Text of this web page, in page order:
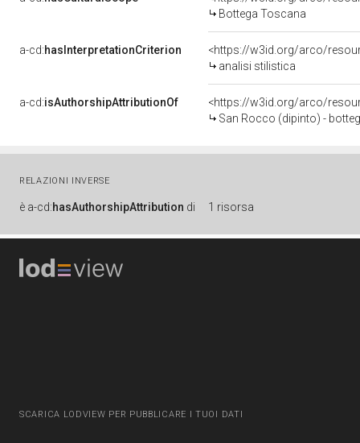
Bottega Toscana
a-cd:hasInterpretationCriterion
<https://w3id.org/arco/
analisi stilistica
a-cd:isAuthorshipAttributionOf
<https://w3id.org/arco/
San Rocco (dipinto) -
RELAZIONI INVERSE
è a-cd:hasAuthorshipAttribution di 1 risorsa
SCARICA LODVIEW PER PUBBLICARE I TUOI DATI